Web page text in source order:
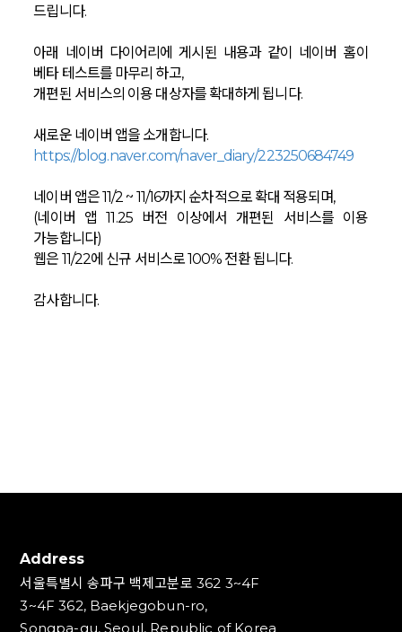
드립니다.
아래 네이버 다이어리에 게시된 내용과 같이 네이버 홈이
베타 테스트를 마무리 하고,
개편된 서비스의 이용 대상자를 확대하게 됩니다.
새로운 네이버 앱을 소개합니다.
https://blog.naver.com/naver_diary/223250684749
네이버 앱은 11/2 ~ 11/16까지 순차적으로 확대 적용되며,
(네이버 앱 11.25 버전 이상에서 개편된 서비스를 이용
가능합니다)
웹은 11/22에 신규 서비스로 100% 전환 됩니다.
감사합니다.
Address
서울특별시 송파구 백제고분로 362 3~4F
3~4F 362, Baekjegobun-ro,
Songpa-gu, Seoul, Republic of Korea